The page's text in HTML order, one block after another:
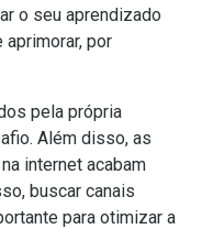
o seu aprendizado
por
pela própria
Além disso, as
internet acabam
buscar canais
para otimizar a